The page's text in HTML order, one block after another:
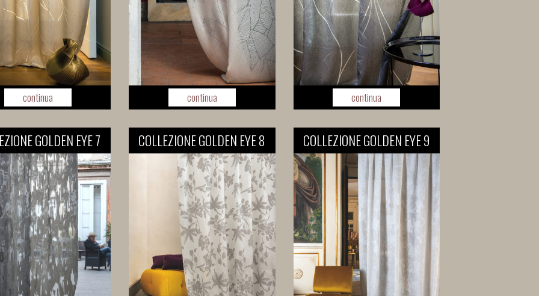
continua continua continua
GOLDEN EYE 7 COLLEZIONE GOLDEN EYE 8 COLLEZIONE GOLDEN EYE 9